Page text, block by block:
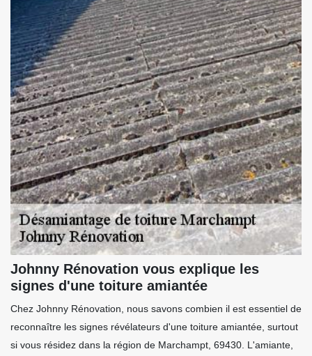
Johnny Rénovation vous explique les
signes d'une toiture amiantée
Chez Johnny Rénovation, nous savons combien il est essentiel de
reconnaître les signes révélateurs d'une toiture amiantée, surtout
si vous résidez dans la région de Marchampt, 69430. L'amiante,